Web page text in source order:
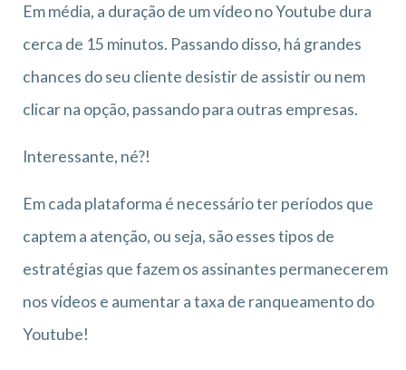
Em média, a duração de um vídeo no Youtube dura
cerca de 15 minutos. Passando disso, há grandes
chances do seu cliente desistir de assistir ou nem
clicar na opção, passando para outras empresas.
Interessante, né?!
Em cada plataforma é necessário ter períodos que
captem a atenção, ou seja, são esses tipos de
estratégias que fazem os assinantes permanecerem
nos vídeos e aumentar a taxa de ranqueamento do
Youtube!